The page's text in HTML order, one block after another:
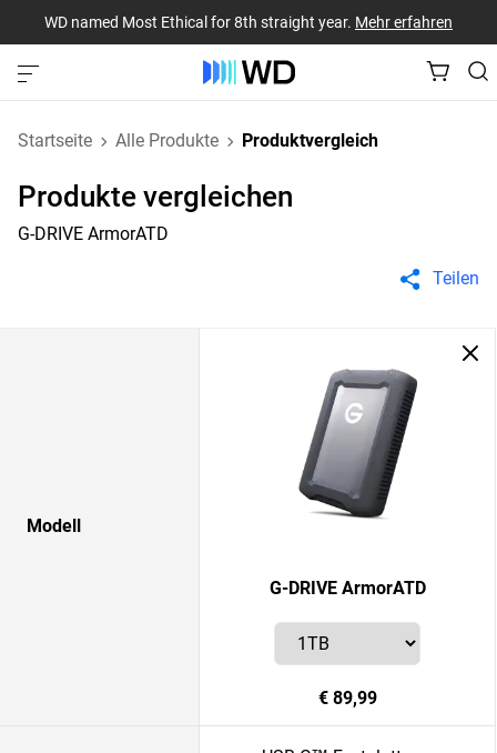
WD named Most Ethical for 8th straight year. Mehr erfahren
Startseite Alle Produkte Produktvergleich
Produkte vergleichen
G-DRIVE ArmorATD
Teilen
Modell
G-DRIVE ArmorATD
€ 89,99